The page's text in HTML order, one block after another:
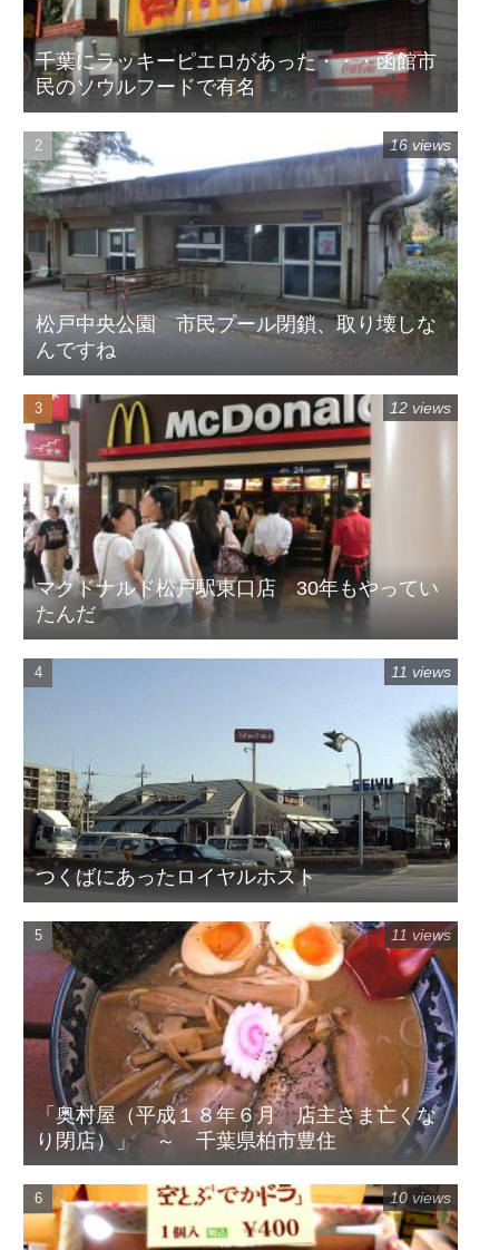
千葉にラッキーピエロがあった・・・函館市
民のソウルフードで有名
松戸中央公園 市民プール閉鎖、取り壊しな
んですね
16 views
マクドナルド松戸駅東口店 30年もやってい
たんだ
12 views
つくばにあったロイヤルホスト
11 views
「奥村屋（平成１８年６月 店主さま亡くな
り閉店）」 ～ 千葉県柏市豊住
11 views
10 views